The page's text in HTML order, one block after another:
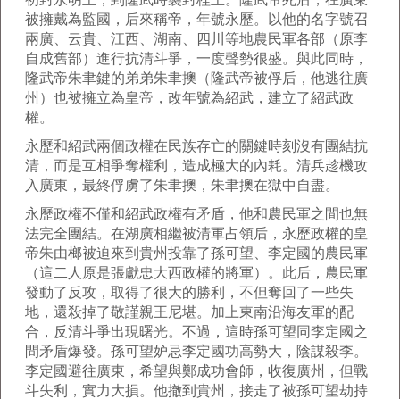
被擁戴為監國，后來稱帝，年號永歷。以他的名字號召
兩廣、云貴、江西、湖南、四川等地農民軍各部（原李
自成舊部）進行抗清斗爭，一度聲勢很盛。與此同時，
隆武帝朱聿鍵的弟弟朱聿擙（隆武帝被俘后，他逃往廣
州）也被擁立為皇帝，改年號為紹武，建立了紹武政
權。
永歷和紹武兩個政權在民族存亡的關鍵時刻沒有團結抗
清，而是互相爭奪權利，造成極大的內耗。清兵趁機攻
入廣東，最終俘虜了朱聿擙，朱聿擙在獄中自盡。
永歷政權不僅和紹武政權有矛盾，他和農民軍之間也無
法完全團結。在湖廣相繼被清軍占領后，永歷政權的皇
帝朱由榔被迫來到貴州投靠了孫可望、李定國的農民軍
（這二人原是張獻忠大西政權的將軍）。此后，農民軍
發動了反攻，取得了很大的勝利，不但奪回了一些失
地，還殺掉了敬謹親王尼堪。加上東南沿海友軍的配
合，反清斗爭出現曙光。不過，這時孫可望同李定國之
間矛盾爆發。孫可望妒忌李定國功高勢大，陰謀殺李。
李定國避往廣東，希望與鄭成功會師，收復廣州，但戰
斗失利，實力大損。他撤到貴州，接走了被孫可望劫持